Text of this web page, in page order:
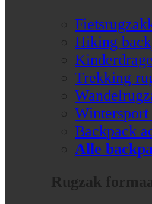
Hiking
Trekking
Backpack
Alle
Rugzak